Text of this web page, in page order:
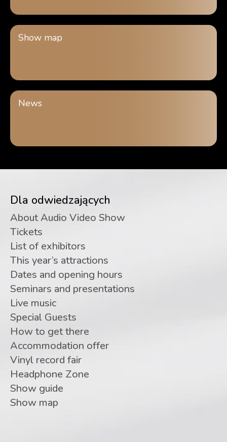
Show map
News
Dla odwiedzających
About Audio Video Show
Tickets
List of exhibitors
This year’s attractions
Dates and opening hours
Seminars and presentations
Live music
Special Guests
How to get there
Accommodation offer
Vinyl record fair
Headphone Zone
Show guide
Show map